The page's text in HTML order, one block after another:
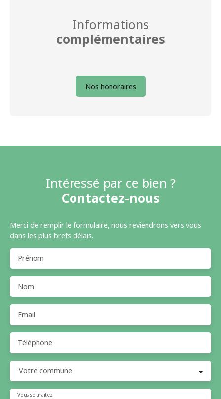
Informations
complémentaires
Nos honoraires
Intéressé par ce bien ?
Contactez-nous
Merci de remplir le formulaire, nous reviendrons vers vous
dans les plus brefs délais.
Prénom
Nom
Email
Téléphone
Votre commune
Vous souhaitez